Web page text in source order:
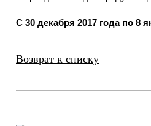
С 30 декабря 2017 года по 8
Возврат к списку